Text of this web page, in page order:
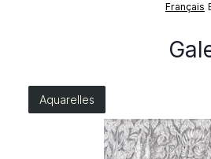
Français
Aquarelles